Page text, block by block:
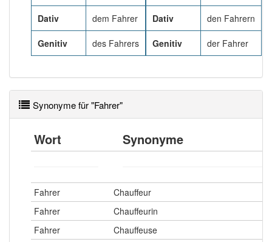
Dativ dem Fahrer
Genitiv des Fahrers
Dativ den Fahrern
Genitiv der Fahrer
Synonyme für "Fahrer"
Wort Synonyme
Fahrer
Chauffeur
Fahrer
Chauffeurin
Fahrer
Chauffeuse